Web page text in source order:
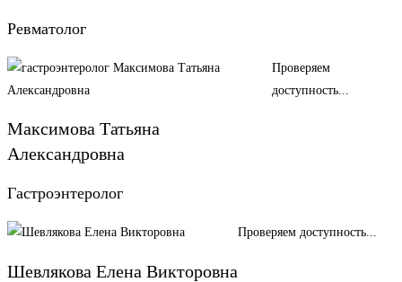
Ревматолог
Максимова Татьяна
Александровна
Гастроэнтеролог
Проверяем
доступность...
Шевлякова Елена Викторовна
Проверяем доступность...